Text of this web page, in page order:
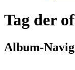
Tag der
Album-